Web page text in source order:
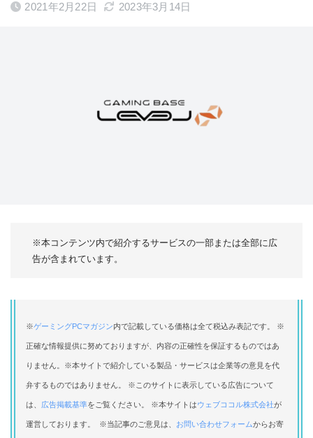
2021年2月22日 2023年3月14日
※本コンテンツ内で紹介するサービスの一部または全部に広
告が含まれています。
※ゲーミングPCマガジン内で記載している価格は全て税込み表記です。 ※
正確な情報提供に努めておりますが、内容の正確性を保証するものではあ
りません。※本サイトで紹介している製品・サービスは企業等の意見を代
弁するものではありません。 ※このサイトに表示している広告について
は、 広告掲載基準をご覧ください。 ※本サイトはウェブココル株式会社が
運営しております。 ※当記事のご意見は、 お問い合わせフォームからお寄